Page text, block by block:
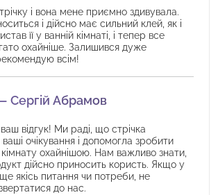
і вона мене приємно здивувала.
і дійсно має сильний клей, як і
її у ванній кімнаті, і тепер все
охайніше. Залишився дуже
всім!
Сергій Абрамов
відгук! Ми раді, що стрічка
очікування і допомогла зробити
охайнішою. Нам важливо знати,
дійсно приносить користь. Якщо у
якісь питання чи потреби, не
до нас.